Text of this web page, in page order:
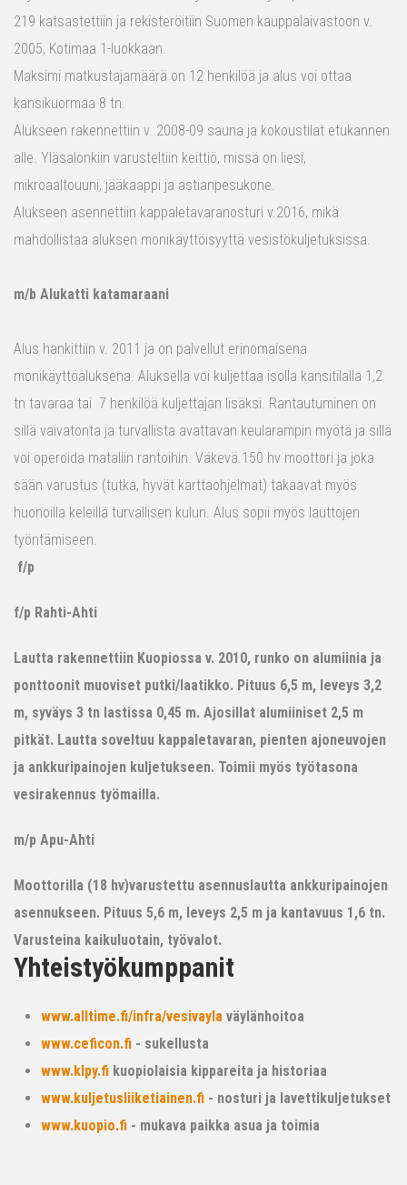
219 katsastettiin ja rekisteröitiin Suomen kauppalaivastoon v.
2005, Kotimaa 1-luokkaan.
Maksimi matkustajamäärä on 12 henkilöä ja alus voi ottaa
kansikuormaa 8 tn.
Alukseen rakennettiin v. 2008-09 sauna ja kokoustilat etukannen
alle. Yläsalonkiin varusteltiin keittiö, missä on liesi,
mikroaaltouuni, jääkaappi ja astianpesukone.
Alukseen asennettiin kappaletavaranosturi v.2016, mikä
mahdollistaa aluksen monikäyttöisyyttä vesistökuljetuksissa.
m/b Alukatti katamaraani
Alus hankittiin v. 2011 ja on palvellut erinomaisena
monikäyttöaluksena. Aluksella voi kuljettaa isolla kansitilalla 1,2
tn tavaraa tai 7 henkilöä kuljettajan lisäksi. Rantautuminen on
sillä vaivatonta ja turvallista avattavan keularampin myötä ja sillä
voi operoida mataliin rantoihin. Väkevä 150 hv moottori ja joka
sään varustus (tutka, hyvät karttaohjelmat) takaavat myös
huonoilla keleillä turvallisen kulun. Alus sopii myös lauttojen
työntämiseen.
f/p
f/p Rahti-Ahti
Lautta rakennettiin Kuopiossa v. 2010, runko on alumiinia ja
ponttoonit muoviset putki/laatikko. Pituus 6,5 m, leveys 3,2
m, syväys 3 tn lastissa 0,45 m. Ajosillat alumiiniset 2,5 m
pitkät. Lautta soveltuu kappaletavaran, pienten ajoneuvojen
ja ankkuripainojen kuljetukseen. Toimii myös työtasona
vesirakennus työmailla.
m/p Apu-Ahti
Moottorilla (18 hv)varustettu asennuslautta ankkuripainojen
asennukseen. Pituus 5,6 m, leveys 2,5 m ja kantavuus 1,6 tn.
Varusteina kaikuluotain, työvalot.
Yhteistyökumppanit
www.alltime.fi/infra/vesivayla väylänhoitoa
www.ceficon.fi - sukellusta
www.klpy.fi kuopiolaisia kippareita ja historiaa
www.kuljetusliiketiainen.fi - nosturi ja lavettikuljetukset
www.kuopio.fi - mukava paikka asua ja toimia